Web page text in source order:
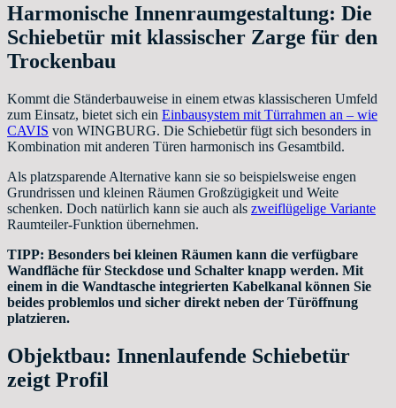
Harmonische Innenraumgestaltung: Die
Schiebetür mit klassischer Zarge für den
Trockenbau
Kommt die Ständerbauweise in einem etwas klassischeren Umfeld
zum Einsatz, bietet sich ein Einbausystem mit Türrahmen an – wie
CAVIS von WINGBURG. Die Schiebetür fügt sich besonders in
Kombination mit anderen Türen harmonisch ins Gesamtbild.
Als platzsparende Alternative kann sie so beispielsweise engen
Grundrissen und kleinen Räumen Großzügigkeit und Weite
schenken. Doch natürlich kann sie auch als zweiflügelige Variante
Raumteiler-Funktion übernehmen.
TIPP: Besonders bei kleinen Räumen kann die verfügbare
Wandfläche für Steckdose und Schalter knapp werden. Mit
einem in die Wandtasche integrierten Kabelkanal können Sie
beides problemlos und sicher direkt neben der Türöffnung
platzieren.
Objektbau: Innenlaufende Schiebetür
zeigt Profil